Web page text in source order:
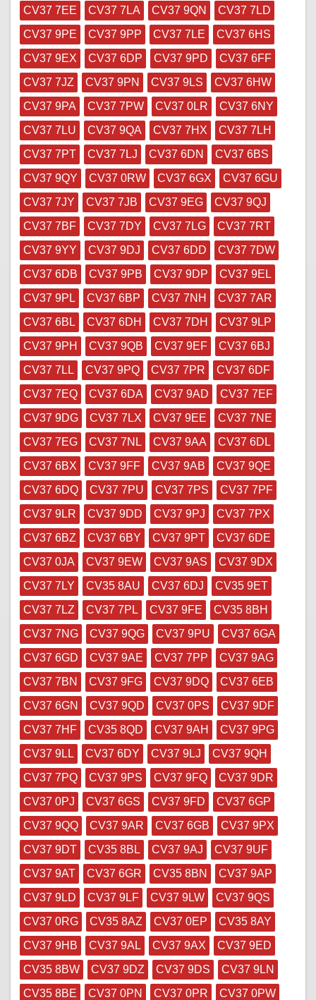
CV37 7EE
CV37 7LA CV37 9QN
CV37 7LD
CV37 9PE
CV37 9PP CV37 7LE
CV37 6HS
CV37 9EX
CV37 6DP CV37 9PD
CV37 6FF
CV37 7JZ
CV37 9PN CV37 9LS
CV37 6HW
CV37 9PA
CV37 7PW CV37 0LR
CV37 6NY
CV37 7LU
CV37 9QA CV37 7HX
CV37 7LH
CV37 7PT
CV37 7LJ CV37 6DN
CV37 6BS
CV37 9QY
CV37 0RW CV37 6GX
CV37 6GU
CV37 7JY
CV37 7JB CV37 9EG
CV37 9QJ
CV37 7BF
CV37 7DY CV37 7LG
CV37 7RT
CV37 9YY
CV37 9DJ CV37 6DD
CV37 7DW
CV37 6DB
CV37 9PB CV37 9DP
CV37 9EL
CV37 9PL
CV37 6BP CV37 7NH
CV37 7AR
CV37 6BL
CV37 6DH CV37 7DH
CV37 9LP
CV37 9PH
CV37 9QB CV37 9EF
CV37 6BJ
CV37 7LL
CV37 9PQ CV37 7PR
CV37 6DF
CV37 7EQ
CV37 6DA CV37 9AD
CV37 7EF
CV37 9DG
CV37 7LX CV37 9EE
CV37 7NE
CV37 7EG
CV37 7NL CV37 9AA
CV37 6DL
CV37 6BX
CV37 9FF CV37 9AB
CV37 9QE
CV37 6DQ
CV37 7PU CV37 7PS
CV37 7PF
CV37 9LR
CV37 9DD CV37 9PJ
CV37 7PX
CV37 6BZ
CV37 6BY CV37 9PT
CV37 6DE
CV37 0JA
CV37 9EW CV37 9AS
CV37 9DX
CV37 7LY
CV35 8AU CV37 6DJ
CV35 9ET
CV37 7LZ
CV37 7PL CV37 9FE
CV35 8BH
CV37 7NG
CV37 9QG CV37 9PU
CV37 6GA
CV37 6GD
CV37 9AE CV37 7PP
CV37 9AG
CV37 7BN
CV37 9FG CV37 9DQ
CV37 6EB
CV37 6GN
CV37 9QD CV37 0PS
CV37 9DF
CV37 7HF
CV35 8QD CV37 9AH
CV37 9PG
CV37 9LL
CV37 6DY CV37 9LJ
CV37 9QH
CV37 7PQ
CV37 9PS CV37 9FQ
CV37 9DR
CV37 0PJ
CV37 6GS CV37 9FD
CV37 6GP
CV37 9QQ
CV37 9AR CV37 6GB
CV37 9PX
CV37 9DT
CV35 8BL CV37 9AJ
CV37 9UF
CV37 9AT
CV37 6GR CV35 8BN
CV37 9AP
CV37 9LD
CV37 9LF CV37 9LW
CV37 9QS
CV37 0RG
CV35 8AZ CV37 0EP
CV35 8AY
CV37 9HB
CV37 9AL CV37 9AX
CV37 9ED
CV35 8BW
CV37 9DZ CV37 9DS
CV37 9LN
CV35 8BE
CV37 0PN CV37 0PR
CV37 0PW